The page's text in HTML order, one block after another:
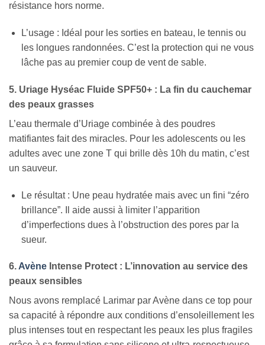
résistance hors norme.
L’usage : Idéal pour les sorties en bateau, le tennis ou
les longues randonnées. C’est la protection qui ne vous
lâche pas au premier coup de vent de sable.
5. Uriage Hyséac Fluide SPF50+ : La fin du cauchemar
des peaux grasses
L’eau thermale d’Uriage combinée à des poudres
matifiantes fait des miracles. Pour les adolescents ou les
adultes avec une zone T qui brille dès 10h du matin, c’est
un sauveur.
Le résultat : Une peau hydratée mais avec un fini “zéro
brillance”. Il aide aussi à limiter l’apparition
d’imperfections dues à l’obstruction des pores par la
sueur.
6.Avène Intense Protect : L’innovation au service des
peaux sensibles
Nous avons remplacé Larimar par Avène dans ce top pour
sa capacité à répondre aux conditions d’ensoleillement les
plus intenses tout en respectant les peaux les plus fragiles